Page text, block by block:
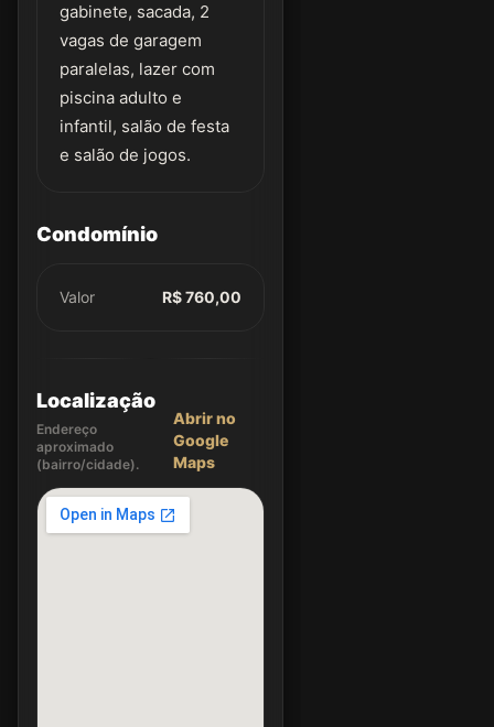
gabinete, sacada, 2
vagas de garagem
paralelas, lazer com
piscina adulto e
infantil, salão de festa
e salão de jogos.
Condomínio
Valor R$ 760,00
Localização
Endereço
aproximado
(bairro/cidade).
Abrir no
Google
Maps